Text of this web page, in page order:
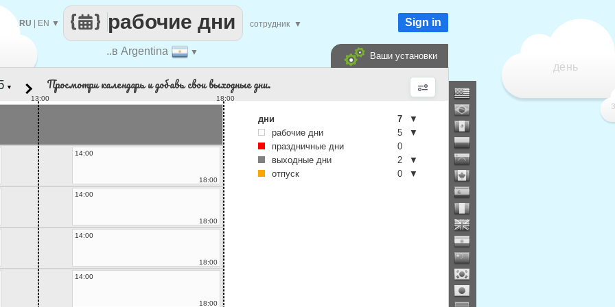
день
..в Argentina ▼
рабочие дни
RU EN ▼ сотрудник ▼ Sign in
Ваши установки
▼ Просмотри календарь и добавь свои выходные дни.
13:00 18:00
14:00
18:00
14:00
18:00
14:00
18:00
14:00
18:00
дни 7
▼
рабочие дни
5
▼
праздничные дни
0
выходные дни
2
▼
отпуск
0 ▼